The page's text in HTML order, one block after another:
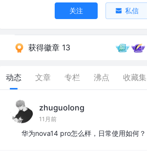
关注 私信
获得徽章 13
动态 文章 专栏 沸点 收藏集
zhuguolong
11月前
华为nova14 pro怎么样，日常使用如何？